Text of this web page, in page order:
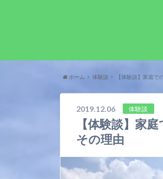
ホーム 体験談 【体験談】家庭
2019.12.06 体験談
【体験談】家
その理由